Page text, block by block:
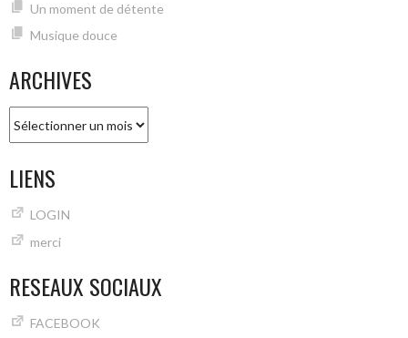
Un moment de détente
Musique douce
ARCHIVES
LIENS
LOGIN
merci
RESEAUX SOCIAUX
FACEBOOK